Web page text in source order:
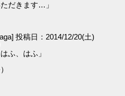
だきます…」
投稿日：2014/12/20(土)
、はふ」